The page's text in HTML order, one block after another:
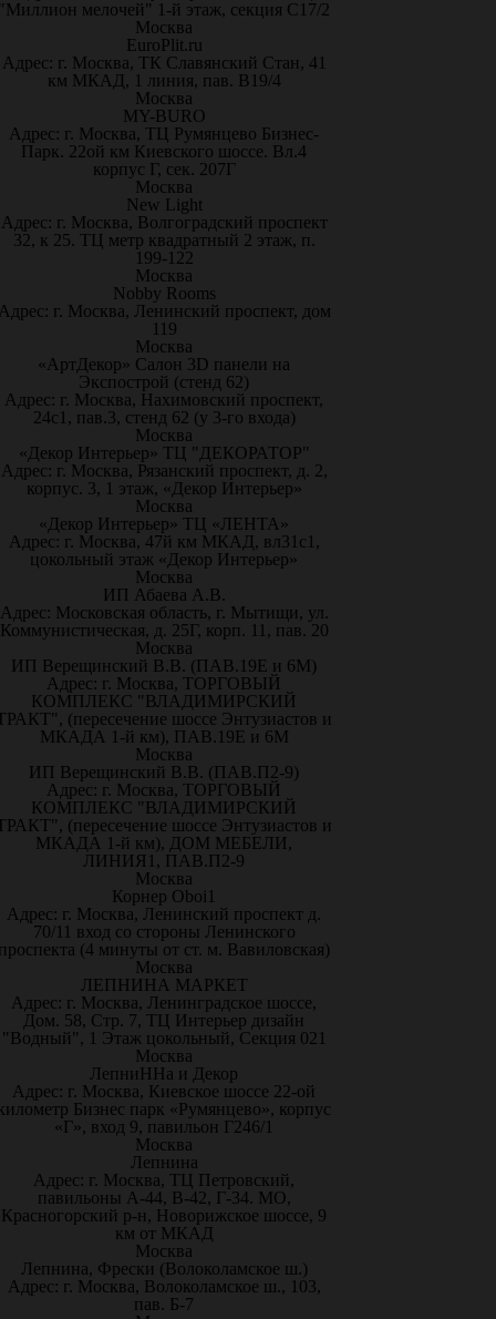
мелочей" 1-й этаж, секция С17/2
Москва
EuroPlit.ru
Адрес: г. Москва, ТК Славянский Стан, 41
км МКАД, 1 линия, пав. В19/4
Москва
MY-BURO
Адрес: г. Москва, ТЦ Румянцево Бизнес-
Парк. 22ой км Киевского шоссе. Вл.4
корпус Г, сек. 207Г
Москва
New Light
Адрес: г. Москва, Волгоградский проспект
32, к 25. ТЦ метр квадратный 2 этаж, п.
199-122
Москва
Nobby Rooms
г. Москва, Ленинский проспект, дом
119
Москва
«АртДекор» Салон 3D панели на
Экспострой (стенд 62)
Адрес: г. Москва, Нахимовский проспект,
24с1, пав.3, стенд 62 (у 3-го входа)
Москва
«Декор Интерьер» ТЦ "ДЕКОРАТОР"
Адрес: г. Москва, Рязанский проспект, д. 2,
корпус. 3, 1 этаж, «Декор Интерьер»
Москва
«Декор Интерьер» ТЦ «ЛЕНТА»
Адрес: г. Москва, 47й км МКАД, вл31с1,
цокольный этаж «Декор Интерьер»
Москва
ИП Абаева А.В.
Адрес: Московская область, г. Мытищи, ул.
Коммунистическая, д. 25Г, корп. 11, пав. 20
Москва
ИП Верещинский В.В. (ПАВ.19Е и 6М)
Адрес: г. Москва, ТОРГОВЫЙ
КОМПЛЕКС "ВЛАДИМИРСКИЙ
(пересечение шоссе Энтузиастов и
МКАДА 1-й км), ПАВ.19Е и 6М
Москва
ИП Верещинский В.В. (ПАВ.П2-9)
Адрес: г. Москва, ТОРГОВЫЙ
КОМПЛЕКС "ВЛАДИМИРСКИЙ
(пересечение шоссе Энтузиастов и
МКАДА 1-й км), ДОМ МЕБЕЛИ,
ЛИНИЯ1, ПАВ.П2-9
Москва
Корнер Oboi1
Адрес: г. Москва, Ленинский проспект д.
70/11 вход со стороны Ленинского
(4 минуты от ст. м. Вавиловская)
Москва
ЛЕПНИНА МАРКЕТ
Адрес: г. Москва, Ленинградское шоссе,
Дом. 58, Стр. 7, ТЦ Интерьер дизайн
"Водный", 1 Этаж цокольный, Секция 021
Москва
ЛепниННа и Декор
Адрес: г. Москва, Киевское шоссе 22-ой
Бизнес парк «Румянцево», корпус
«Г», вход 9, павильон Г246/1
Москва
Лепнина
Адрес: г. Москва, ТЦ Петровский,
павильоны А-44, В-42, Г-34. МО,
Красногорский р-н, Новорижское шоссе, 9
км от МКАД
Москва
Лепнина, Фрески (Волоколамское ш.)
Адрес: г. Москва, Волоколамское ш., 103,
пав. Б-7